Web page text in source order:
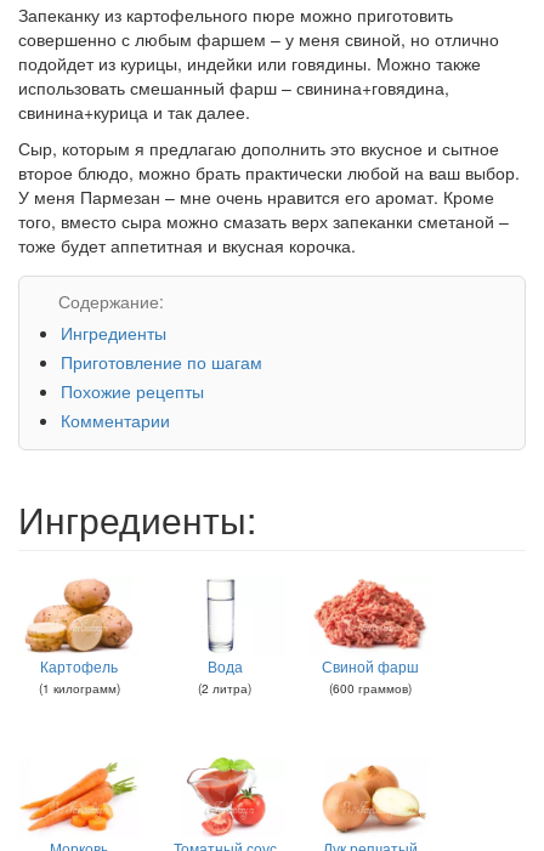
Запеканку из картофельного пюре можно приготовить
совершенно с любым фаршем – у меня свиной, но отлично
подойдет из курицы, индейки или говядины. Можно также
использовать смешанный фарш – свинина+говядина,
свинина+курица и так далее.
Сыр, которым я предлагаю дополнить это вкусное и сытное
второе блюдо, можно брать практически любой на ваш выбор.
У меня Пармезан – мне очень нравится его аромат. Кроме
того, вместо сыра можно смазать верх запеканки сметаной –
тоже будет аппетитная и вкусная корочка.
Содержание:
Ингредиенты
Приготовление по шагам
Похожие рецепты
Комментарии
Ингредиенты:
Картофель
(1 килограмм)
Вода
(2 литра)
Свиной фарш
(600 граммов)